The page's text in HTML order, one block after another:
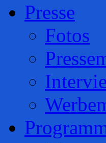
Presse
Fotos